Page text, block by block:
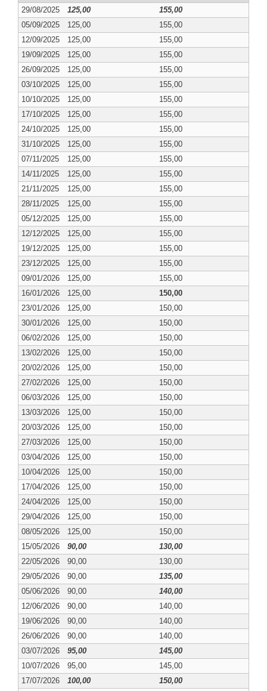
29/08/2025 125,00
155,00
05/09/2025
125,00
155,00
12/09/2025
125,00
155,00
19/09/2025
125,00
155,00
26/09/2025
125,00
155,00
03/10/2025
125,00
155,00
10/10/2025
125,00
155,00
17/10/2025
125,00
155,00
24/10/2025
125,00
155,00
31/10/2025
125,00
155,00
07/11/2025
125,00
155,00
14/11/2025
125,00
155,00
21/11/2025
125,00
155,00
28/11/2025
125,00
155,00
05/12/2025
125,00
155,00
12/12/2025
125,00
155,00
19/12/2025
125,00
155,00
23/12/2025
125,00
155,00
09/01/2026
125,00
155,00
16/01/2026
125,00
150,00
23/01/2026
125,00
150,00
30/01/2026
125,00
150,00
06/02/2026
125,00
150,00
13/02/2026
125,00
150,00
20/02/2026
125,00
150,00
27/02/2026
125,00
150,00
06/03/2026
125,00
150,00
13/03/2026
125,00
150,00
20/03/2026
125,00
150,00
27/03/2026
125,00
150,00
03/04/2026
125,00
150,00
10/04/2026
125,00
150,00
17/04/2026
125,00
150,00
24/04/2026
125,00
150,00
29/04/2026
125,00
150,00
08/05/2026
125,00
150,00
15/05/2026
90,00
130,00
22/05/2026
90,00
130,00
29/05/2026
90,00
135,00
05/06/2026
90,00
140,00
12/06/2026
90,00
140,00
19/06/2026
90,00
140,00
26/06/2026
90,00
140,00
03/07/2026
95,00
145,00
10/07/2026
95,00
145,00
17/07/2026
100,00
150,00